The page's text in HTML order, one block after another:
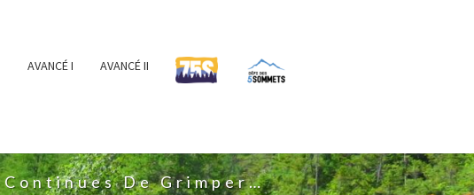
AVANCÉ I AVANCÉ II
De Grimper…